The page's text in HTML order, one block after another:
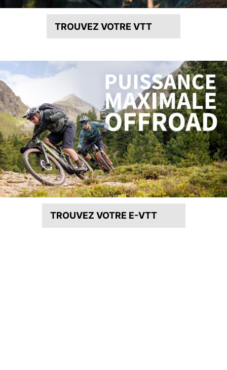
TROUVEZ VOTRE VTT
TROUVEZ VOTRE E-VTT